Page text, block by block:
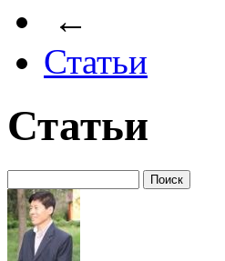
←
Статьи
Статьи